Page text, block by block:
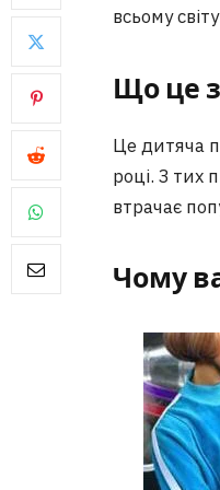
всьому
Що це
Це дитяча
році. З тих
втрачає
Чому